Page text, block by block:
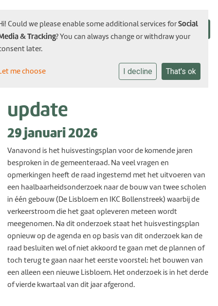
update
29 januari 2026
Vanavond is het huisvestingsplan voor de komende jaren
besproken in de gemeenteraad. Na veel vragen en
opmerkingen heeft de raad ingestemd met het uitvoeren van
een haalbaarheidsonderzoek naar de bouw van twee scholen
in één gebouw (De Lisbloem en IKC Bollenstreek) waarbij de
verkeerstroom die het gaat opleveren meteen wordt
meegenomen. Na dit onderzoek staat het huisvestingsplan
opnieuw op de agenda en op basis van dit onderzoek kan de
raad besluiten wel of niet akkoord te gaan met de plannen of
toch terug te gaan naar het eerste voorstel: het bouwen van
een alleen een nieuwe Lisbloem. Het onderzoek is in het derde
of vierde kwartaal van dit jaar afgerond.
Could we please enable some additional services forSocial
& Tracking? You can always change or withdraw your
later.
me choose I decline That's ok